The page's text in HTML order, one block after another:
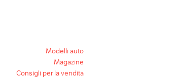
Modelli auto
Magazine
Consigli per la vendita